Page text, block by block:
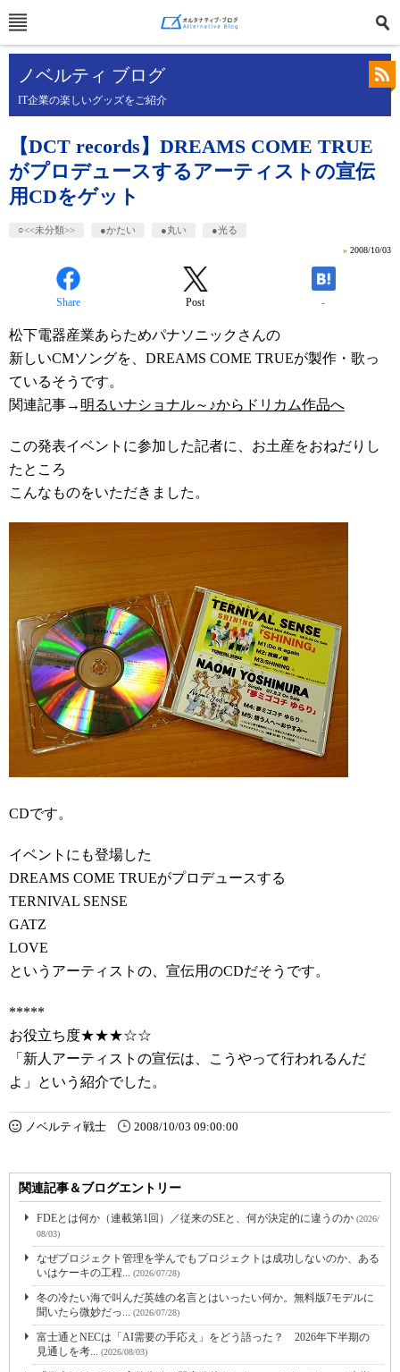
ノベルティ ブログ
IT企業の楽しいグッズをご紹介
【DCT records】DREAMS COME TRUE
がプロデュースするアーティストの宣伝
用CDをゲット
○<<未分類>> ●かたい ●丸い ●光る
» 2008/10/03
Share Post -
松下電器産業あらためパナソニックさんの
新しいCMソングを、DREAMS COME TRUEが製作・歌っ
ているそうです。
関連記事→ 明るいナショナル～♪からドリカム作品へ
この発表イベントに参加した記者に、お土産をおねだりし
たところ
こんなものをいただきました。
CDです。
イベントにも登場した
DREAMS COME TRUEがプロデュースする
TERNIVAL SENSE
GATZ
LOVE
というアーティストの、宣伝用のCDだそうです。
*****
お役立ち度★★★☆☆
「新人アーティストの宣伝は、こうやって行われるんだ
よ」という紹介でした。
ノベルティ戦士 2008/10/03 09:00:00
関連記事＆ブログエントリー
FDEとは何か（連載第1回）／従来のSEと、何が決定的に違うのか (2026/
08/03)
なぜプロジェクト管理を学んでもプロジェクトは成功しないのか、ある
いはケーキの工程... (2026/07/28)
冬の冷たい海で叫んだ英雄の名言とはいったい何か。無料版7モデルに
聞いたら微妙だっ... (2026/07/28)
富士通とNECは「AI需要の手応え」をどう語った？ 2026年下半期の
見通しを考... (2026/08/03)